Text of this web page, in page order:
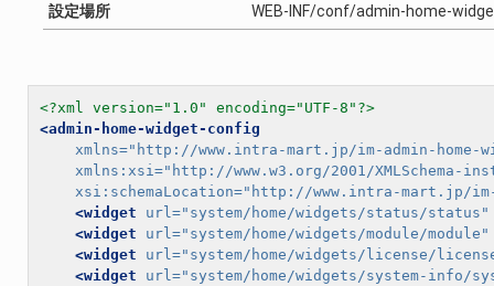
設定場所 WEB-INF/conf/admin-home-
<?xml version="1.0" encoding="UTF-8"?>
<admin-home-widget-config
xmlns="http://www.intra-mart.jp/im-admin-home-
xmlns:xsi="http://www.w3.org/2001/XMLSchema-
xsi:schemaLocation="http://www.intra-mart.jp/im-
<widget
url="system/home/widgets/status/status"
<widget
url="system/home/widgets/module/module"
<widget
url="system/home/widgets/license/
<widget
url="system/home/widgets/system-info/